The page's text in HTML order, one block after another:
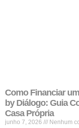
Como Financiar
by Diálogo: Guia
Casa Própria
junho 7, 2026 Nenhum